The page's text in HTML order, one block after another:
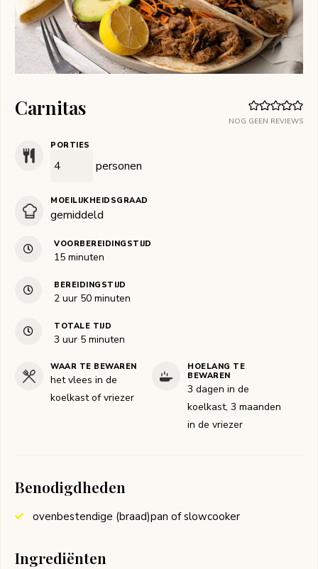
NOG GEEN REVIEWS
Carnitas
PORTIES
personen
MOEILIJKHEIDSGRAAD
gemiddeld
VOORBEREIDINGSTIJD
15minuten
minuten
BEREIDINGSTIJD
2uur
uur 50minuten
minuten
TOTALE TIJD
3 uur
uur 5minuten
minuten
WAAR TE BEWAREN
het vlees in de
koelkast of vriezer
HOELANG TE
BEWAREN
3 dagen in de
koelkast, 3 maanden
in de vriezer
Benodigdheden
ovenbestendige (braad)pan of slowcooker
Ingrediënten